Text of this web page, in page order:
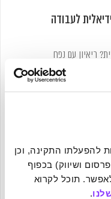
.
לעבודה
ריאיון עם נפח